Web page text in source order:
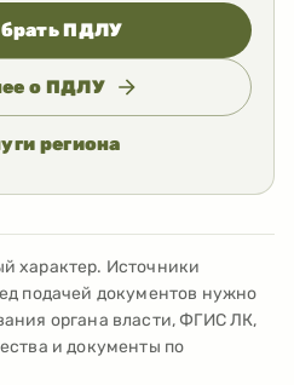
ПДЛУ
о ПДЛУ
региона
характер. Источники
подачей документов нужно
органа власти, ФГИС ЛК,
и документы по